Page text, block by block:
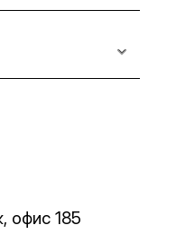
офис 185